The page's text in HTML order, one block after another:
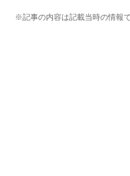
くして面白さを
※記事の内容は記載当時の情報